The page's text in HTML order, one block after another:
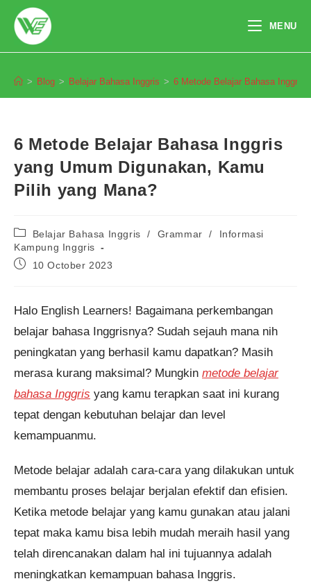
content
MENU
> Blog > Belajar Bahasa Inggris > 6 Metode Belajar Bahasa Inggris
6 Metode Belajar Bahasa Inggris
yang Umum Digunakan, Kamu
Pilih yang Mana?
Post
category:
Belajar Bahasa Inggris / Grammar /
Informasi
Kampung Inggris
Post10 October 2023
Halo English Learners! Bagaimana perkembangan
belajar bahasa Inggrisnya? Sudah sejauh mana nih
peningkatan yang berhasil kamu dapatkan? Masih
merasa kurang maksimal? Mungkin metode belajar
bahasa Inggris yang kamu terapkan saat ini kurang
tepat dengan kebutuhan belajar dan level
kemampuanmu.
Metode belajar adalah cara-cara yang dilakukan untuk
membantu proses belajar berjalan efektif dan efisien.
Ketika metode belajar yang kamu gunakan atau jalani
tepat maka kamu bisa lebih mudah meraih hasil yang
telah direncanakan dalam hal ini tujuannya adalah
meningkatkan kemampuan bahasa Inggris.
Khaifa Fitrah Ananti dari
Bandung melakukan
pendaftaran program TOEFL 1
Bulan 9 jam yang lalu.